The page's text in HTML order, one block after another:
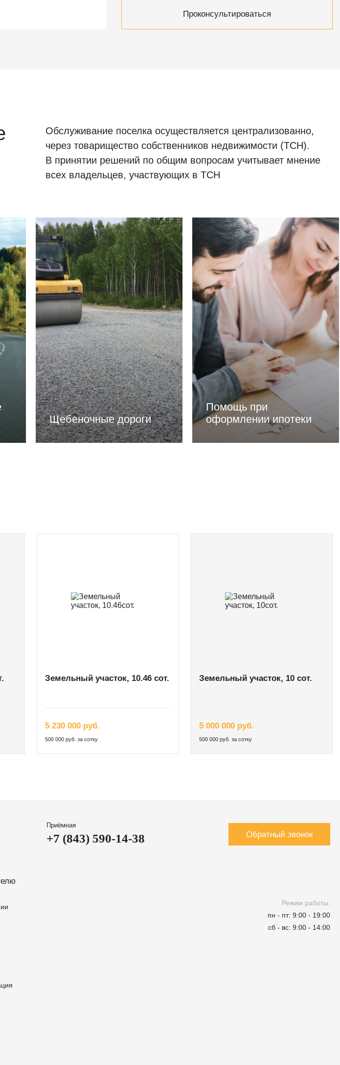
Проконсультироваться
Обслуживание поселка осуществляется централизованно,
через товарищество собственников недвижимости (ТСН).
В принятии решений по общим вопросам учитывает мнение
всех владельцев, участвующих в ТСН
Щебеночные дороги
Помощь при
оформлении ипотеки
Земельный участок, 10.46 сот.
5 230 000 руб.
500 000 руб. за сотку
Земельный участок, 10 сот.
5 000 000 руб.
500 000 руб. за сотку
Приёмная
+7 (843) 590-14-38 Обратный звонок
Режим работы:
пн - пт: 9:00 - 19:00
сб - вс: 9:00 - 14:00